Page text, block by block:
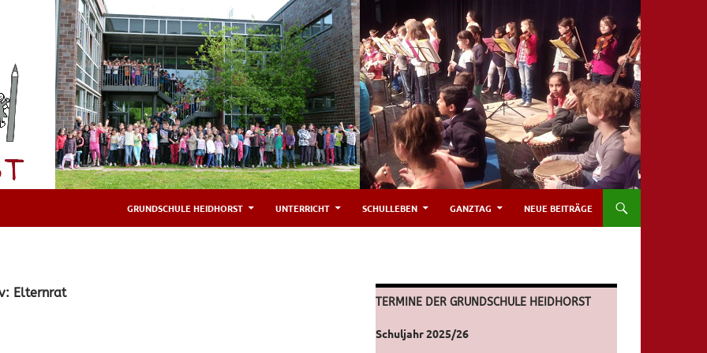
GRUNDSCHULE HEIDHORST UNTERRICHT SCHULLEBEN GANZTAG NEUE BEITRÄGE
Elternrat
TERMINE DER GRUNDSCHULE HEIDHORST
Schuljahr 2025/26